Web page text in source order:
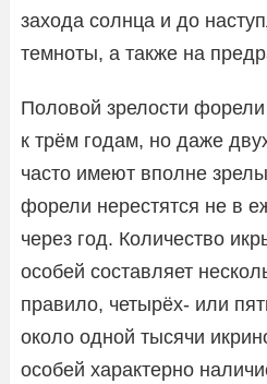
захода солнца и до
темноты, а также на
Половой зрелости
к трём годам, но даже
часто имеют вполне
форели нерестятся не в
через год. Количество
особей составляет
правило, четырёх- или
около одной тысячи
особей характерно